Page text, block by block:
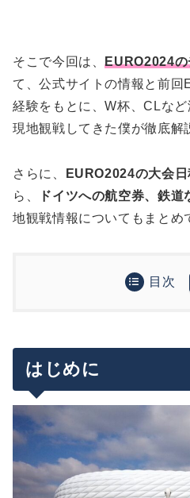
そこで今回は、EURO2024
て、公式サイトの情報と前回
経験をもとに、W杯、CLな
現地観戦してきた僕が徹底解
さらに、 EURO2024の大会
ら、
ドイツへの航空券、鉄道
地観戦情報についてもまとめ
目次
10/3〜10/26：第1次
12/1〜12/12：第2次
3/13：公式リセール
3/27〜：プレーオフ
座席マップ
チケットの受け取り方
参考）前回大会はどう
ケット販売の流れと料
参考）EURO2020チ
EURO2024の大会基本情報
開催都市・スタジアム
本大会の出場国は？組
グループA
グループB
現地観戦計画の参考情報
日本-ドイツの直行便
有償航空券の場合
交通機関
ドイツ鉄道「DB」
ホテル
まとめ
はじめに